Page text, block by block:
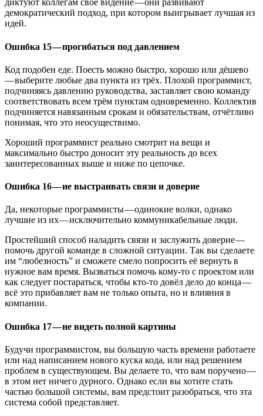
диктуют коллегам своё видение — они развивают
демократический подход, при котором выигрывает лучшая из
идей.
Ошибка 15 — прогибаться под давлением
Код подобен еде. Поесть можно быстро, хорошо или дёшево
— выберите любые два пункта из трёх. Плохой программист,
подчиняясь давлению руководства, заставляет свою команду
соответствовать всем трём пунктам одновременно. Коллектив
подчиняется навязанным срокам и обязательствам, отчётливо
понимая, что это неосуществимо.
Хороший программист реально смотрит на вещи и
максимально быстро доносит эту реальность до всех
заинтересованных выше и ниже по цепочке.
Ошибка 16 — не выстраивать связи и доверие
Да, некоторые программисты — одинокие волки, однако
лучшие из их — исключительно коммуникабельные люди.
Простейший способ наладить связи и заслужить доверие —
помочь другой команде в сложной ситуации. Так вы сделаете
им “любезность” и сможете смело попросить её вернуть в
нужное вам время. Вызваться помочь кому-то с проектом или
как следует постараться, чтобы кто-то довёл дело до конца —
всё это прибавляет вам не только опыта, но и влияния в
компании.
Ошибка 17 — не видеть полной картины
Будучи программистом, вы большую часть времени работаете
или над написанием нового куска кода, или над решением
проблем в существующем. Вы делаете то, что вам поручено —
в этом нет ничего дурного. Однако если вы хотите стать
частью большой системы, вам предстоит разобраться, что эта
система собой представляет.